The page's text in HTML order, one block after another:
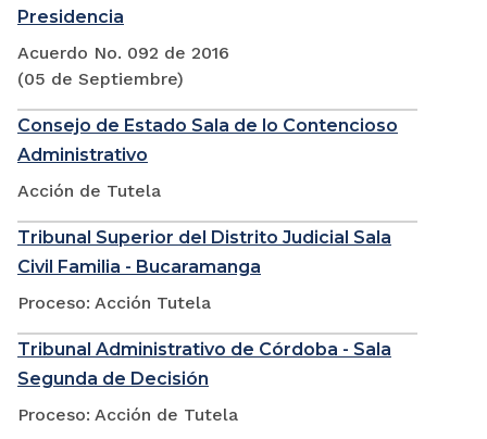
Presidencia
Acuerdo No. 092 de 2016
(05 de Septiembre)
Consejo de Estado Sala de lo Contencioso
Administrativo
Acción de Tutela
Tribunal Superior del Distrito Judicial Sala
Civil Familia - Bucaramanga
Proceso: Acción Tutela
Tribunal Administrativo de Córdoba - Sala
Segunda de Decisión
Proceso: Acción de Tutela